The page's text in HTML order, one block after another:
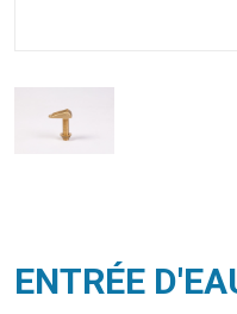
ENTRÉE